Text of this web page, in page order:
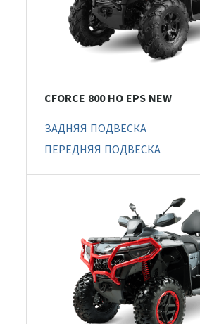
CFORCE 800 HO EPS NEW
ЗАДНЯЯ ПОДВЕСКА
ПЕРЕДНЯЯ ПОДВЕСКА